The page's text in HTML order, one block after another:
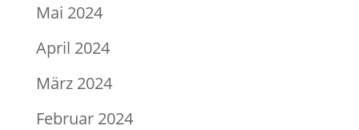
Mai 2024
April 2024
März 2024
Februar 2024